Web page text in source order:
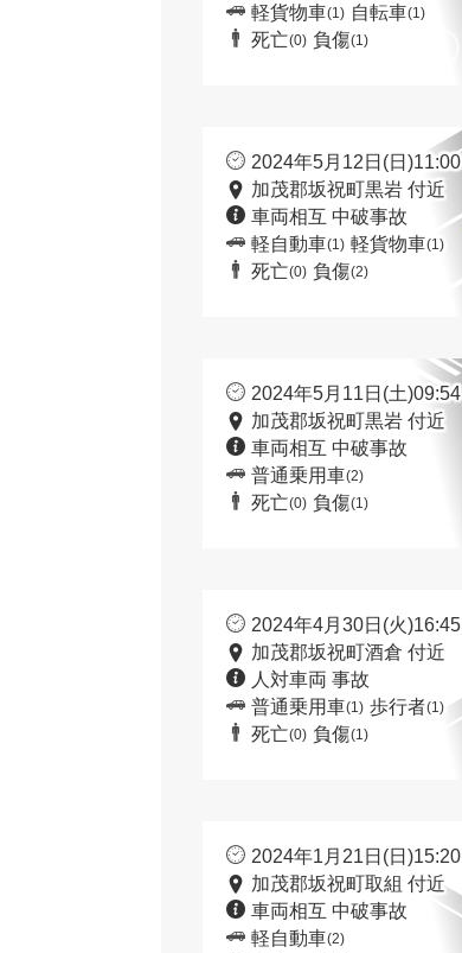
軽貨物車(1) 自転車(1)
死亡(0) 負傷(1)
2024年5月12日(日)11:00
加茂郡坂祝町黒岩 付近
車両相互 中破事故
軽自動車(1) 軽貨物車(1)
死亡(0) 負傷(2)
2024年5月11日(土)09:54
加茂郡坂祝町黒岩 付近
車両相互 中破事故
普通乗用車(2)
死亡(0) 負傷(1)
2024年4月30日(火)16:45
加茂郡坂祝町酒倉 付近
人対車両 事故
普通乗用車(1) 歩行者(1)
死亡(0) 負傷(1)
2024年1月21日(日)15:20
加茂郡坂祝町取組 付近
車両相互 中破事故
軽自動車(2)